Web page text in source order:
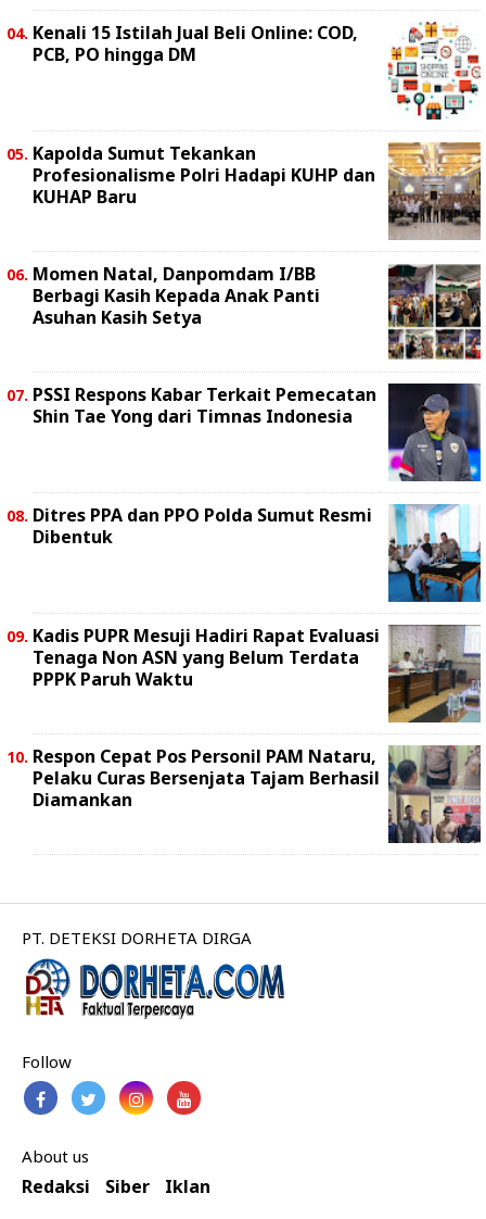
Kenali 15 Istilah Jual Beli Online: COD,
PCB, PO hingga DM
Kapolda Sumut Tekankan
Profesionalisme Polri Hadapi KUHP dan
KUHAP Baru
Momen Natal, Danpomdam I/BB
Berbagi Kasih Kepada Anak Panti
Asuhan Kasih Setya
PSSI Respons Kabar Terkait Pemecatan
Shin Tae Yong dari Timnas Indonesia
Ditres PPA dan PPO Polda Sumut Resmi
Dibentuk
Kadis PUPR Mesuji Hadiri Rapat Evaluasi
Tenaga Non ASN yang Belum Terdata
PPPK Paruh Waktu
Respon Cepat Pos Personil PAM Nataru,
Pelaku Curas Bersenjata Tajam Berhasil
Diamankan
PT. DETEKSI DORHETA DIRGA
Follow
About us
Redaksi Siber Iklan